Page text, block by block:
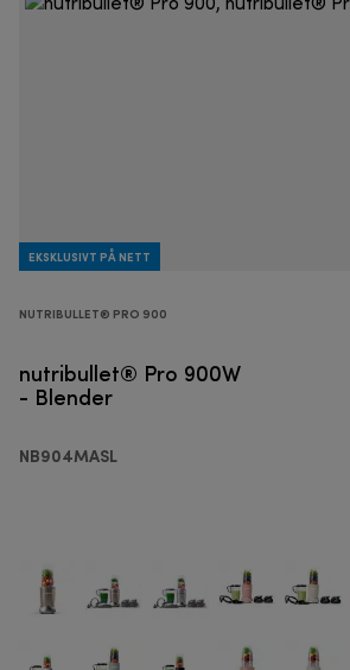
EKSKLUSIVT PÅ NETT
NUTRIBULLET® PRO 900
nutribullet® Pro 900W
- Blender
NB904MASL